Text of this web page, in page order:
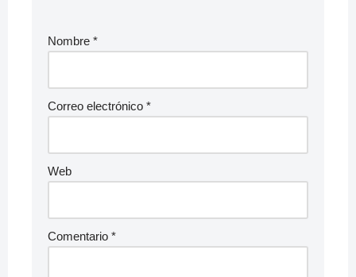
Nombre *
Correo electrónico *
Web
Comentario *